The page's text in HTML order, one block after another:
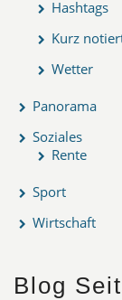
Hashtags
Kurz
Wetter
Panorama
Soziales
Rente
Sport
Wirtschaft
Blog